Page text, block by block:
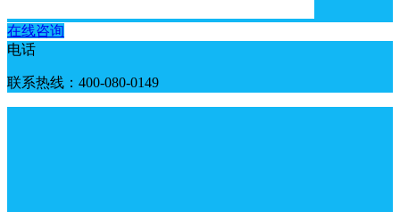
在线咨询
电话
联系热线：400-080-0149